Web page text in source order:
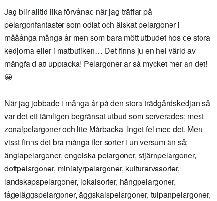
Jag blir alltid lika förvånad när jag träffar på
pelargonfantaster som odlat och älskat pelargoner i
mååånga många år men som bara mött utbudet hos de stora
kedjorna eller i matbutiken… Det finns ju en hel värld av
mångfald att upptäcka! Pelargoner är så mycket mer än det!
😀
När jag jobbade i många år på den stora trädgårdskedjan så
var det ett tämligen begränsat utbud som serverades; mest
zonalpelargoner och lite Mårbacka. Inget fel med det. Men
visst finns det bra många fler sorter i universum än så;
änglapelargoner, engelska pelargoner, stjärnpelargoner,
doftpelargoner, miniatyrpelargoner, kulturarvssorter,
landskapspelargoner, lokalsorter, hängpelargoner,
fågeläggspelargoner, äggskalspelargoner, tulpanpelargoner,